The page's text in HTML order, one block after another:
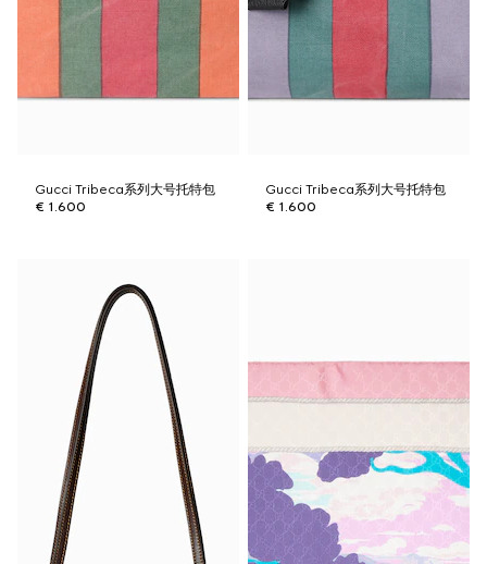
Gucci Tribeca系列大号托特包
€ 1.600
Gucci Tribeca系列大号托特包
€ 1.600